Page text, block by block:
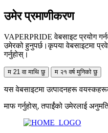
उमेर प्रमाणीकरण
VAPERPRIDE वेबसाइट प्रयोग
उमेरको हुनुपर्छ।कृपया वेबसाइटमा
गर्नुहोस्।
म 21 वा माथि छु म २१ वर्ष मुनिको छु
यस वेबसाइटमा उत्पादनहरू
माफ गर्नुहोस्, तपाईंको उमेरलाई